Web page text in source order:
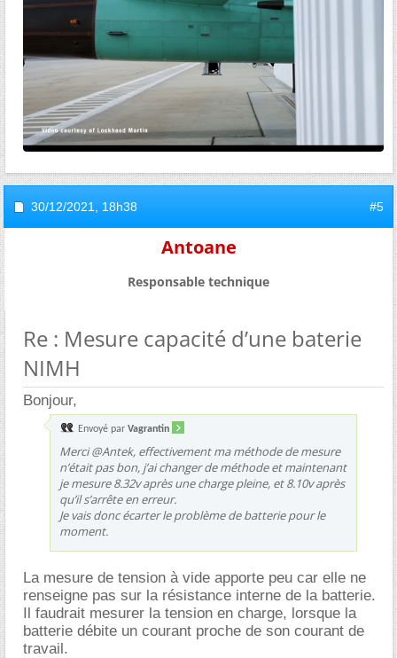
30/12/2021, 18h38 #5
Antoane
Responsable technique
Re : Mesure capacité d’une baterie
NIMH
Bonjour,
Envoyé par Vagrantin
Merci @Antek, effectivement ma méthode de mesure
n’était pas bon, j’ai changer de méthode et maintenant
je mesure 8.32v après une charge pleine, et 8.10v après
qu’il s’arrête en erreur.
Je vais donc écarter le problème de batterie pour le
moment.
La mesure de tension à vide apporte peu car elle ne
renseigne pas sur la résistance interne de la batterie.
Il faudrait mesurer la tension en charge, lorsque la
batterie débite un courant proche de son courant de
travail.